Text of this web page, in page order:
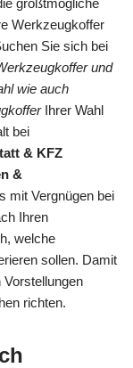
Werkzeugkoffer
Sie sich bei
und
wie auch
Ihrer Wahl
bei
& KFZ
&
mit Vergnügen bei
Ihren
welche
sollen. Damit
richten.